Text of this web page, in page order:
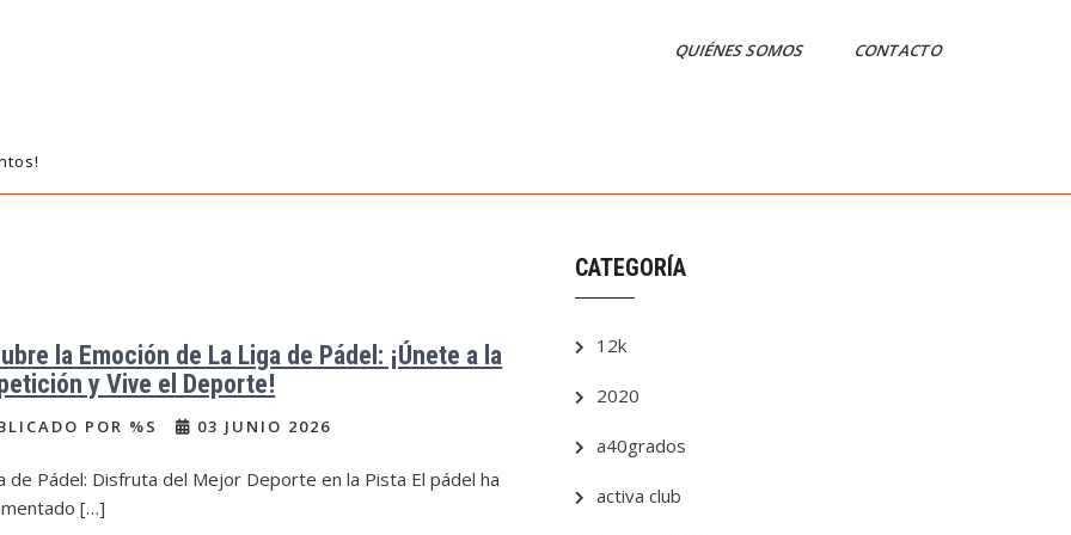
QUIÉNES SOMOS CONTACTO
la Emoción de La Liga de Pádel: ¡Únete a la
y Vive el Deporte!
POR %S 03 JUNIO 2026
de Pádel: Disfruta del Mejor Deporte en la Pista El pádel ha
[…]
CATEGORÍA
12k
2020
a40grados
activa club